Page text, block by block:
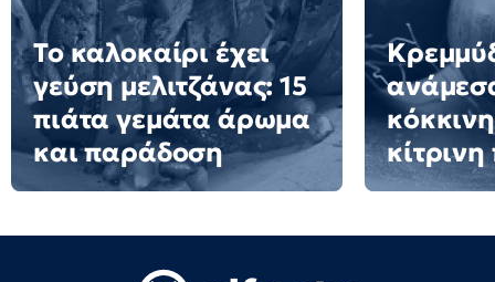
Το καλοκαίρι έχει
γεύση μελιτζάνας: 15
πιάτα γεμάτα άρωμα
και παράδοση
κίτρινη